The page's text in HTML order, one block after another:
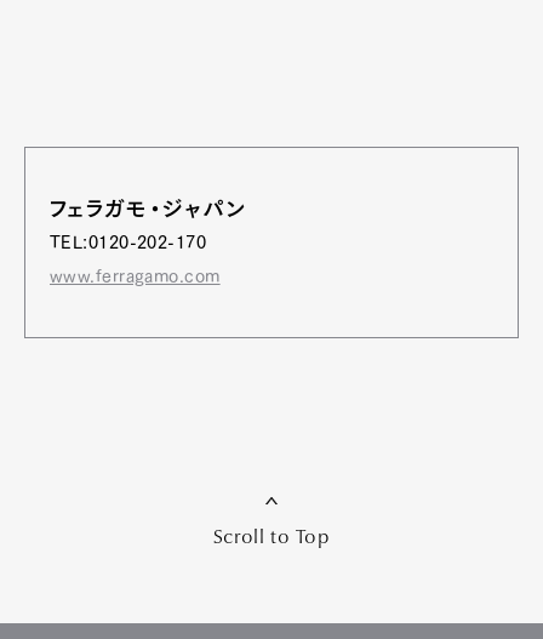
フェラガモ・ジャパン
TEL:0120-202-170
www.ferragamo.com
Scroll to Top